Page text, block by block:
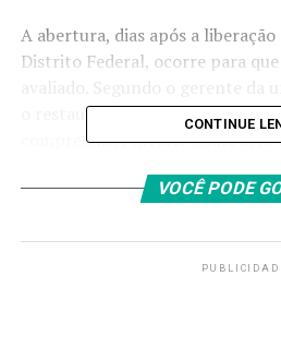
A abertura, dias após a
Distrito Federal, ocorre para
o restaurante quer entender a
compreender melhor como será
seguem no trabalho.
Para o retorno, além das
Covid-19 exigidas no decreto do
CONTINUE
VOCÊ PODE